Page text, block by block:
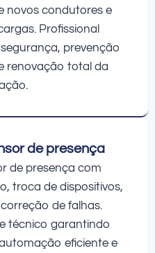
novos condutores e
Profissional
prevenção
renovação total da
de presença
de presença com
troca de dispositivos,
de falhas.
técnico garantindo
eficiente e